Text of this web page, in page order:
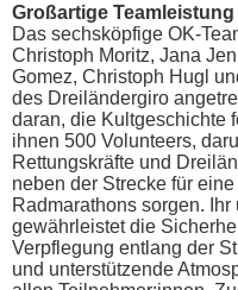
Großartige Teamleistung
Das sechsköpfige OK-
Christoph Moritz, Jana
Gomez, Christoph Hugl
des Dreiländergiro
daran, die Kultgeschichte
ihnen 500 Volunteers,
Rettungskräfte und
neben der Strecke für
Radmarathons sorgen.
gewährleistet die
Verpflegung entlang der
und unterstützende